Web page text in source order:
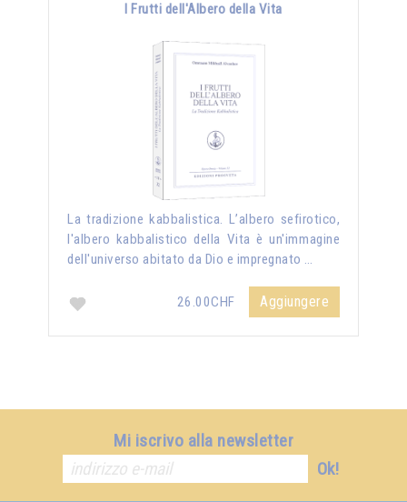
I Frutti dell'Albero della Vita
La tradizione kabbalistica. L’albero sefirotico,
l'albero kabbalistico della Vita è un'immagine
dell'universo abitato da Dio e impregnato …
26.00CHF Aggiungere
Mi iscrivo alla newsletter
Ok!